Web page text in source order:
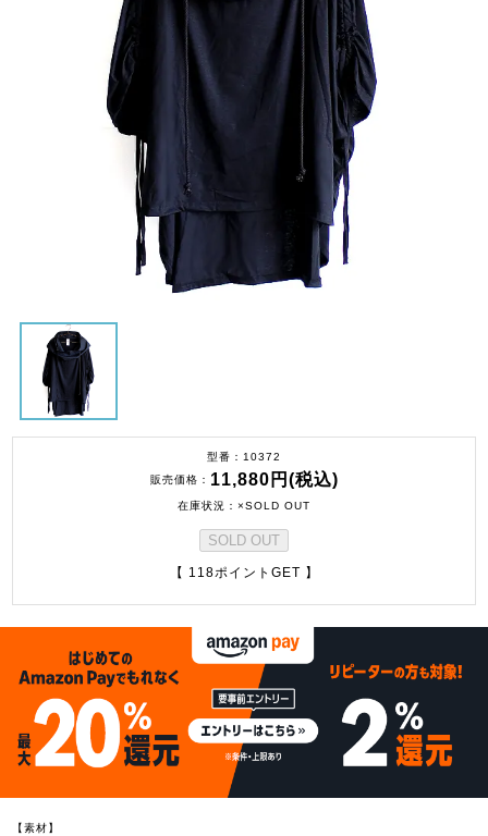
型番
10372
販売価格
11,880円(税込)
在庫状況 ×SOLD OUT
SOLD OUT
【 118ポイントGET 】
【素材】